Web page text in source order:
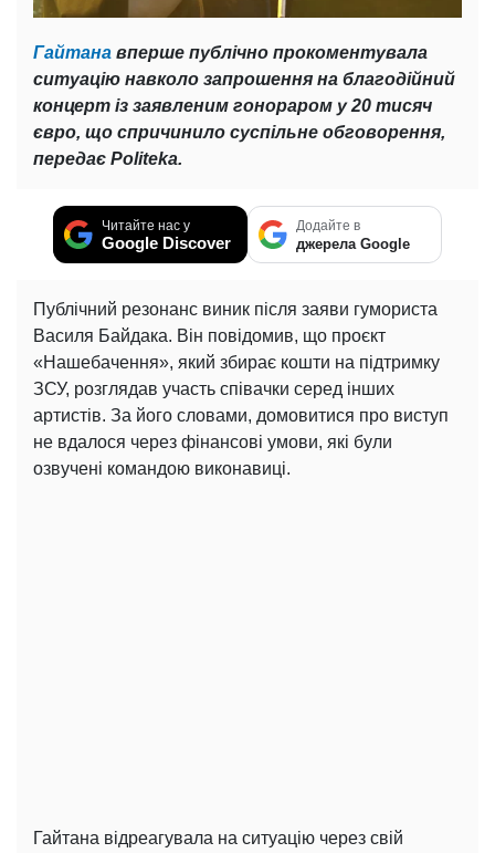
Гайтана вперше публічно прокоментувала
ситуацію навколо запрошення на благодійний
концерт із заявленим гонораром у 20 тисяч
євро, що спричинило суспільне обговорення,
передає Politeka.
Читайте нас у
Google Discover
Додайте в
джерела Google
Публічний резонанс виник після заяви гумориста
Василя Байдака. Він повідомив, що проєкт
«Нашебачення», який збирає кошти на підтримку
ЗСУ, розглядав участь співачки серед інших
артистів. За його словами, домовитися про виступ
не вдалося через фінансові умови, які були
озвучені командою виконавиці.
Гайтана відреагувала на ситуацію через свій